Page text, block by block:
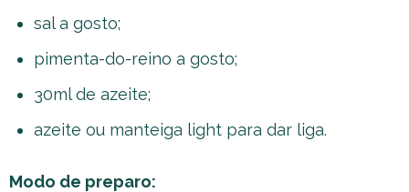
sal a gosto;
pimenta-do-reino a gosto;
30ml de azeite;
azeite ou manteiga light para dar liga.
Modo de preparo: